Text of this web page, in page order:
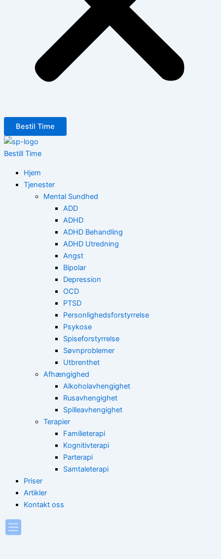
Bestil Time
Bestill Time
Hjem
Tjenester
Mental Sundhed
ADD
ADHD
ADHD Behandling
ADHD Utredning
Angst
Bipolar
Depression
OCD
PTSD
Personlighedsforstyrrelse
Psykose
Spiseforstyrrelse
Søvnproblemer
Utbrenthet
Afhængighed
Alkoholavhengighet
Rusavhengighet
Spilleavhengighet
Terapier
Familieterapi
Kognitivterapi
Parterapi
Samtaleterapi
Priser
Artikler
Kontakt oss